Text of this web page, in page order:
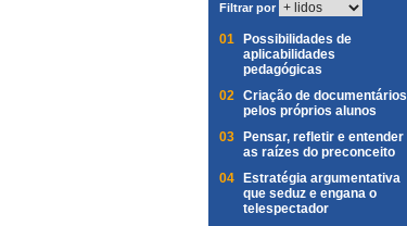
Filtrar por
01
Possibilidades de
aplicabilidades
pedagógicas
02 Criação de documentários
pelos próprios alunos
03
Pensar, refletir e entender
as raízes do preconceito
04
Estratégia argumentativa
que seduz e engana o
telespectador